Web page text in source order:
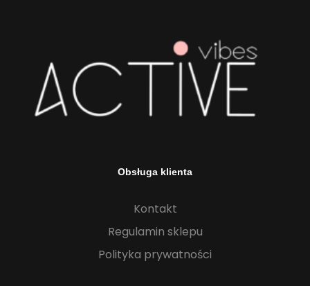
Obsługa klienta
Kontakt
Regulamin sklepu
Polityka prywatności